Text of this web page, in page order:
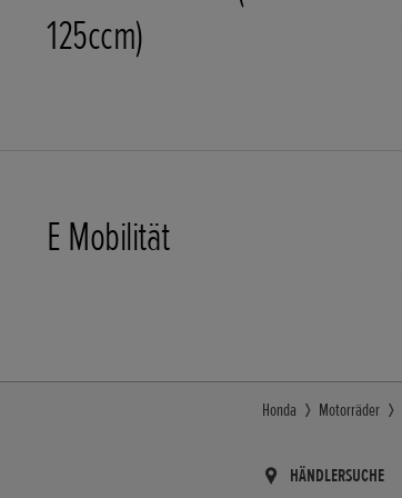
125ccm)
E Mobilität
Honda Motorräder
HÄNDLERSUCHE